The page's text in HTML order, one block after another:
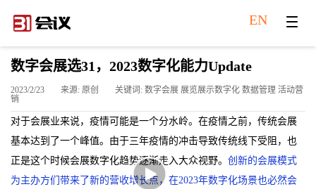
EN
数字会展选31，2023数字化能力Update
2023/2/23 来源: 原创
关键词: 数字会展 展览展示数字化 数据管理 活动营
销
对于会展业来说，疫情可能是一个分水岭。在疫情之前，传统会展
基本达到了一个峰值。由于三年疫情的冲击导致传统线下受阻，也
正是这个时候会展数字化趋势逐渐走入大众视野。 创新的会展模式
为主办方们带来了新的营收增长点，在2023年数字化场景也必然会